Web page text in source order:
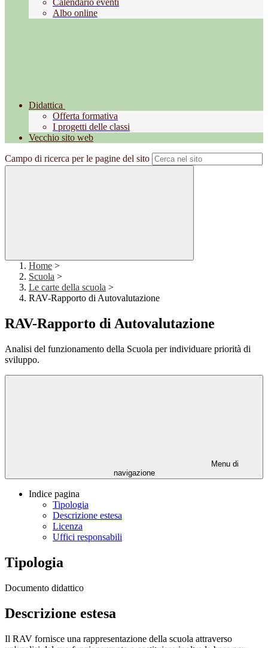
Calendario eventi
Albo online
Didattica
Offerta formativa
I progetti delle classi
Vecchio sito web
Campo di ricerca per le pagine del sito
Home >
Scuola >
Le carte della scuola >
RAV-Rapporto di Autovalutazione
RAV-Rapporto di Autovalutazione
Analisi del funzionamento della Scuola per individuare priorità di
sviluppo.
Menu di
navigazione
Indice pagina
Tipologia
Descrizione estesa
Licenza
Uffici responsabili
Tipologia
Documento didattico
Descrizione estesa
Il RAV fornisce una rappresentazione della scuola attraverso